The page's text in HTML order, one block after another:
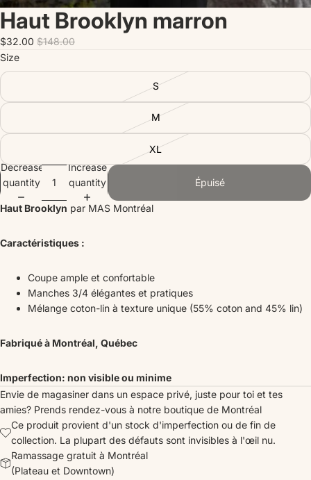
Haut Brooklyn marron
$32.00 $148.00
Size
S
M
XL
Decrease
quantity
Increase
quantity
Épuisé
Haut Brooklyn par MAS Montréal
Caractéristiques :
Coupe ample et confortable
Manches 3/4 élégantes et pratiques
Mélange coton-lin à texture unique (55% coton and 45% lin)
Fabriqué à Montréal, Québec
Imperfection: non visible ou minime
Envie de magasiner dans un espace privé, juste pour toi et tes
amies? Prends rendez-vous à notre boutique de Montréal
Ce produit provient d'un stock d'imperfection ou de fin de
collection. La plupart des défauts sont invisibles à l'œil nu.
Ramassage gratuit à Montréal
(Plateau et Downtown)